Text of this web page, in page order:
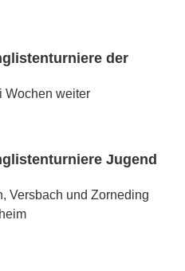
der
Wochen weiter
Jugend
Versbach und Zorneding